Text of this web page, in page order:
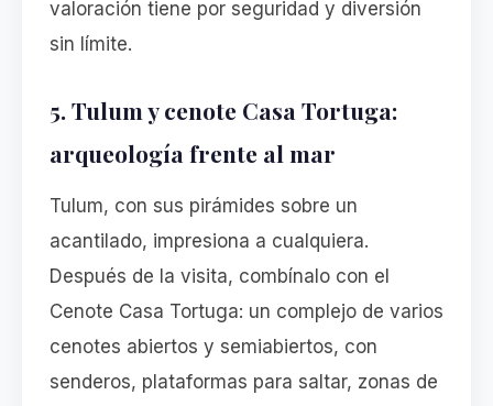
valoración tiene por seguridad y diversión
sin límite.
5. Tulum y cenote Casa Tortuga:
arqueología frente al mar
Tulum, con sus pirámides sobre un
acantilado, impresiona a cualquiera.
Después de la visita, combínalo con el
Cenote Casa Tortuga: un complejo de varios
cenotes abiertos y semiabiertos, con
senderos, plataformas para saltar, zonas de